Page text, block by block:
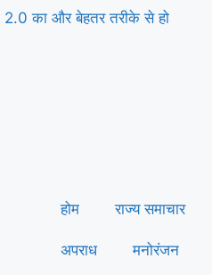
2.0 का और बेहतर तरीके से हो
होम राज्य समाचार
अपराध मनोरंजन